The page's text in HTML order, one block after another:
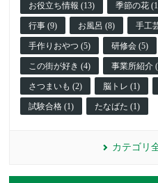
お役立ち情報 (13) 季節の花
行事 (9) お風呂 (8) 手工
手作りおやつ (5) 研修会 (5)
この街が好き (4) 事業所紹介
さつまいも (2) 脳トレ (1)
試験合格 (1) たなばた (1)
カテゴリ